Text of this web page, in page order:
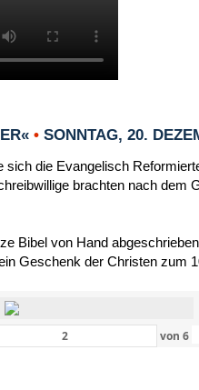
• SONNTAG, 20.
die Evangelisch
brachten nach dem
Bibel von Hand
Geschenk der Christen zum
von 6